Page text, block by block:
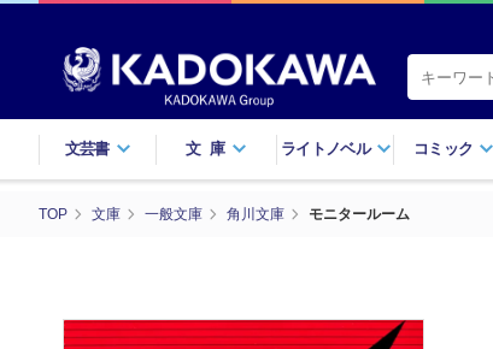
文芸書 文庫 ライトノベル コミック
TOP 文庫 一般文庫 角川文庫 モニタールーム